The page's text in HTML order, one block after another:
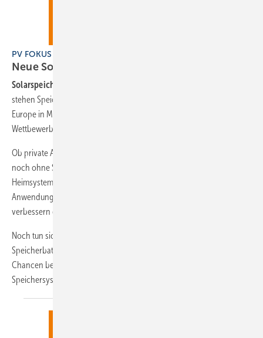
PV FOKUS Solarspeicher, PV05-2026
Neue Solarspeicher in
Solarspeicher
stehen Speicherbatterien für alle Marktsegmente. Denn zur EES
Europe in München zeigen die Anbieter innovative Lösungen. Der
Wettbewerb ist hart, das kommt den Solarkunden zugute.
Ob private Anlagen, C&I oder Solarparks: Solaranlagen werden kaum
noch ohne Speichersysteme installiert. Was bislang Standard bei
Heimsystemen war, gilt nun auch für kommerzielle oder Utility-
Anwendungen. Denn Stromspeicher erlauben neue Erlösmodelle und
verbessern die Flexibilität am Netz.
Noch tun sich Politik und Bundesnetzagentur schwer, die Vorteile der
Speicherbatterien zu würdigen und zu nutzen. Im Ausland werden die
Chancen bereits erkannt, auch in Deutschland legen
Speichersysteme rasant